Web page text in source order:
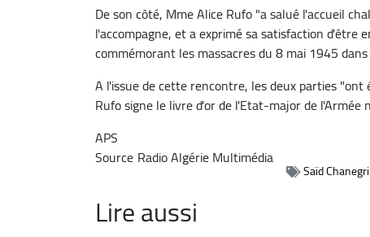
De son côté, Mme Alice Rufo "a salué l'accueil
l'accompagne, et a exprimé sa satisfaction
commémorant les massacres du 8 mai 1945
A l'issue de cette rencontre, les deux parties
Rufo signe le livre d'or de l'Etat-major de l'Armée
APS
Source Radio Algérie Multimédia
Saïd
Lire aussi